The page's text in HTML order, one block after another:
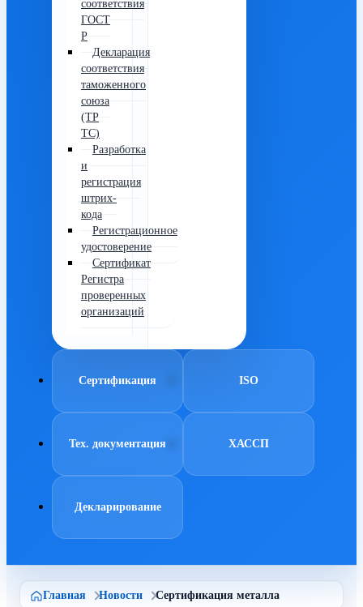
соответствия
ГОСТ
Р
Декларация
соответствия
таможенного
союза
(ТР
ТС)
Разработка
и
регистрация
штрих-
кода
Регистрационное
удостоверение
Сертификат
Регистра
проверенных
организаций
Сертификация ISO
Тех. документация ХАССП
Декларирование
Главная Новости Сертификация металла